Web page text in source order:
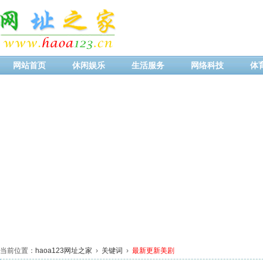
网站首页 休闲娱乐 生活服务 网络科技 体
当前位置： haoa123网址之家 › 关键词 › 最新更新美剧